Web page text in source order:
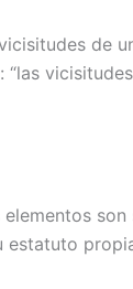
de
son
estatuto